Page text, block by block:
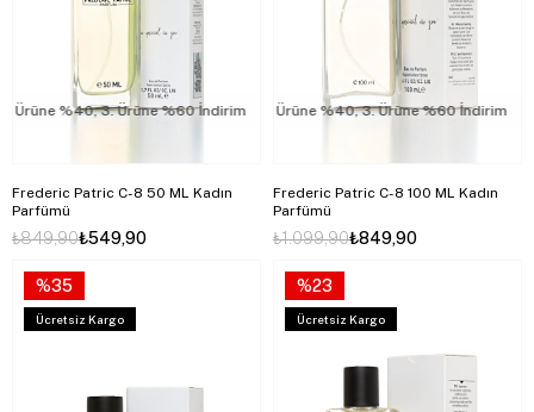
Frederic Patric C-8 50 ML Kadın
Parfümü
₺549,90
₺849,90
%40, 3. Ürüne %60 İndirim 2. Ürüne %40, 3. Ürüne %60 İndirim
Frederic Patric C-8 100 ML Kadın
Parfümü
₺849,90
₺1.099,90
2. Ürüne %40, 3. Ürüne %60 İndirim
%35
Ücretsiz Kargo
%23
Ücretsiz Kargo